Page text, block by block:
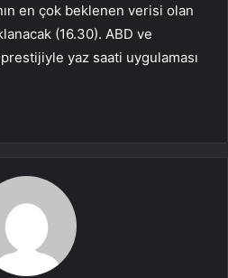
en çok beklenen verisi olan
(16.30). ABD ve
yaz saati uygulaması